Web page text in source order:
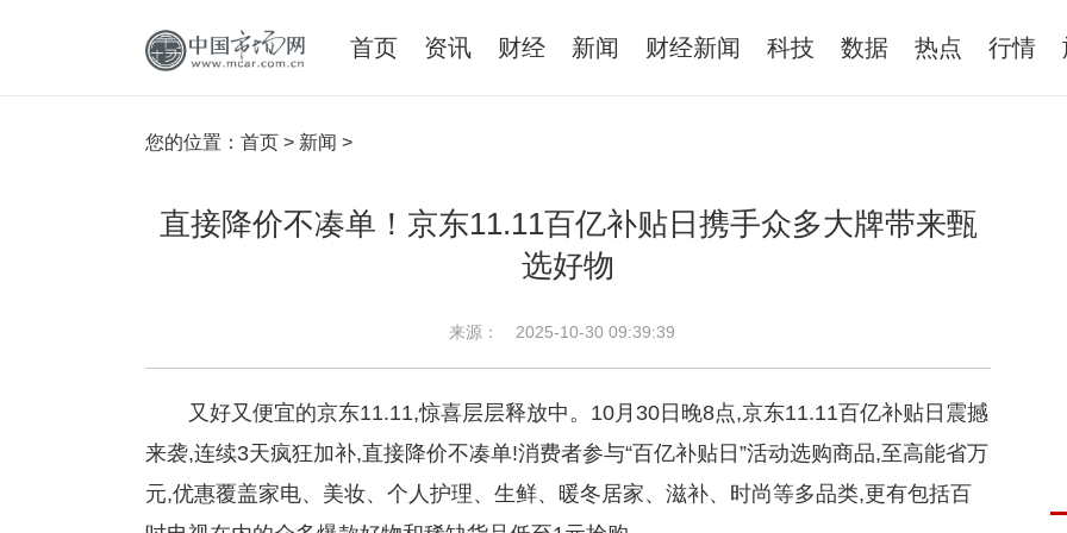
首页 资讯 财经 新闻 财经新闻 科技 数据 热点 行情
您的位置： 首页 > 新闻 >
直接降价不凑单！京东11.11百亿补贴日携手众多大牌带来甄
选好物
来源： 2025-10-30 09:39:39
又好又便宜的京东11.11,惊喜层层释放中。10月30日晚8点,京东11.11百亿补贴日震撼
来袭,连续3天疯狂加补,直接降价不凑单!消费者参与“百亿补贴日”活动选购商品,至高能省万
元,优惠覆盖家电、美妆、个人护理、生鲜、暖冬居家、滋补、时尚等多品类,更有包括百